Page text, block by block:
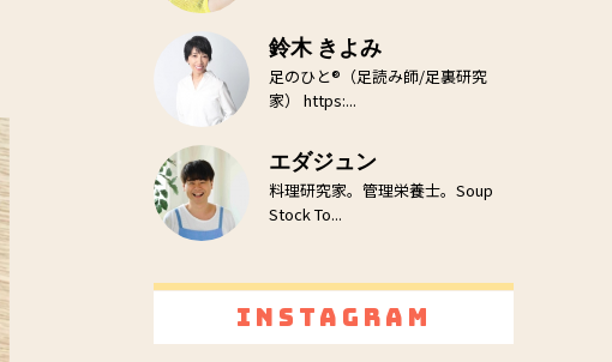
鈴木 きよみ
足のひと®（足読み師/足裏研究
家） https:...
エダジュン
料理研究家。管理栄養士。Soup
Stock To...
Instagram